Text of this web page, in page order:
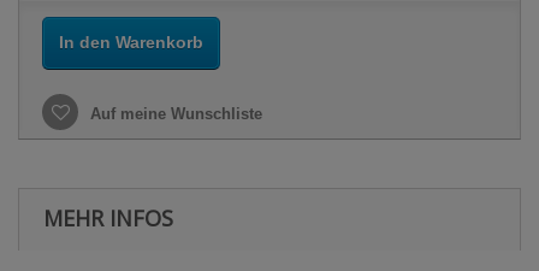
In den Warenkorb
Auf meine Wunschliste
MEHR INFOS